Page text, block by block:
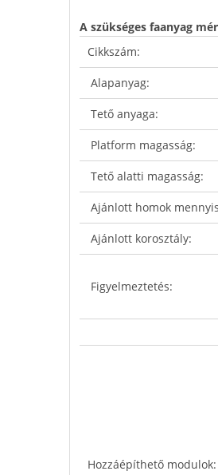
A szükséges faanyag
Cikkszám:
Alapanyag:
Tető anyaga:
Platform magasság:
Tető alatti magasság:
Ajánlott homok
Ajánlott korosztály:
Figyelmeztetés:
Hozzáépíthető modulok: